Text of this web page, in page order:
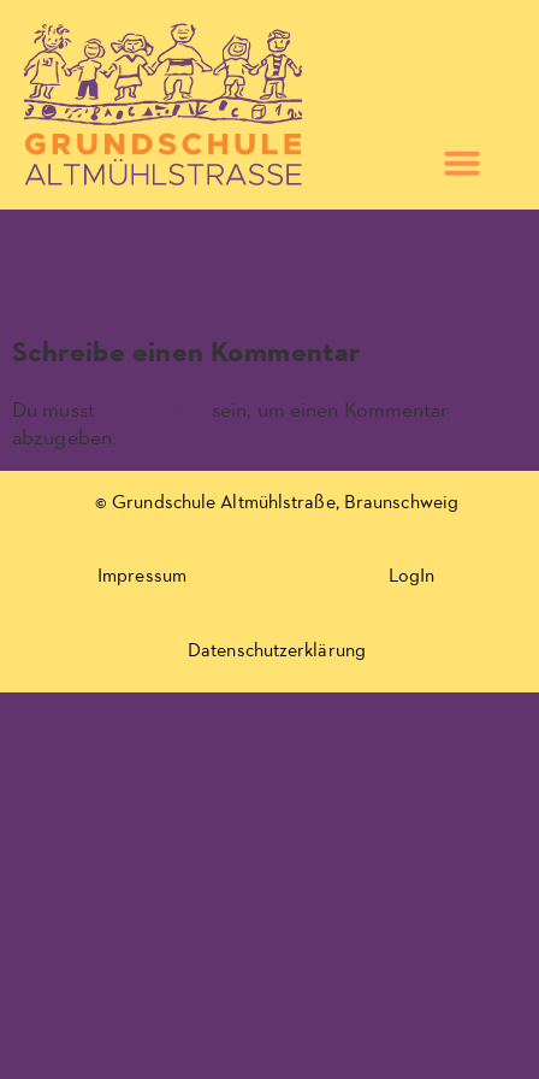
Schreibe einen Kommentar
Du musst
sein, um einen Kommentar
abzugeben.
© Grundschule Altmühlstraße, Braunschweig
Impressum LogIn
Datenschutzerklärung